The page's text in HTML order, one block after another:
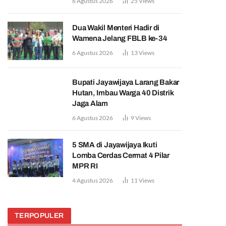
Dua Wakil Menteri Hadir di
Wamena Jelang FBLB ke-34
6 Agustus 2026 13Views
Bupati Jayawijaya Larang Bakar
Hutan, Imbau Warga 40 Distrik
Jaga Alam
6 Agustus 2026 9Views
5 SMA di Jayawijaya Ikuti
Lomba Cerdas Cermat 4 Pilar
MPR RI
4 Agustus 2026 11 Views
TERPOPULER